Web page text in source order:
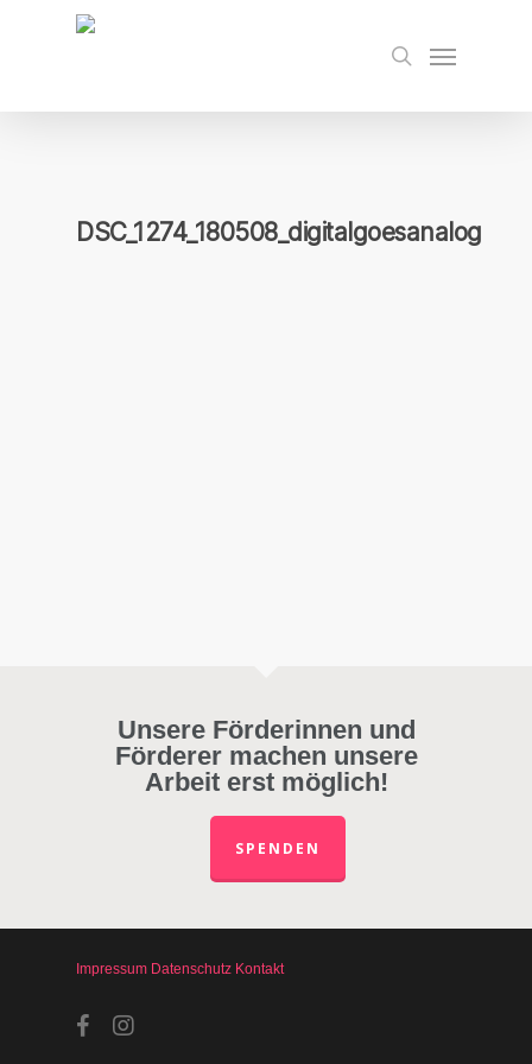
search
Menu
DSC_1274_180508_digitalgoesanalog
Unsere Förderinnen und
Förderer machen unsere
Arbeit erst möglich!
SPENDEN
Impressum Datenschutz Kontakt
facebookinstagram